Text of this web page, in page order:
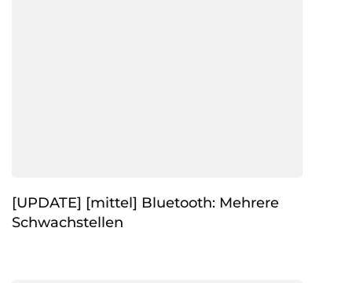
[UPDATE] [mittel] Bluetooth: Mehrere
Schwachstellen